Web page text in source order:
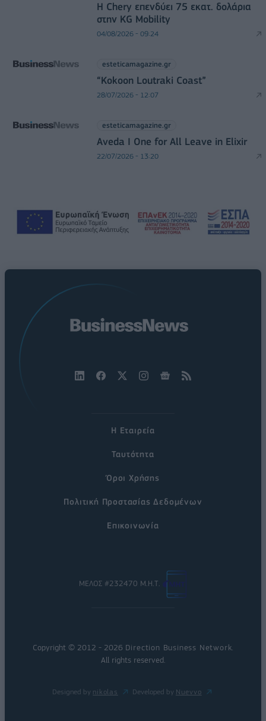
Η Chery επενδύει 75 εκατ. δολάρια
στην KG Mobility
04/08/2026 - 09:24
esteticamagazine.gr
“Kokoon Loutraki Coast”
28/07/2026 - 12:07
esteticamagazine.gr
Aveda I One for All Leave in Elixir
22/07/2026 - 13:20
Η Εταιρεία
Ταυτότητα
Όροι Χρήσης
Πολιτική Προστασίας Δεδομένων
Επικοινωνία
ΜΕΛΟΣ #232470 Μ.Η.Τ.
Copyright © 2012 - 2026 Direction Business Network.
All rights reserved.
Designed by nikolas Developed by Nuevvo